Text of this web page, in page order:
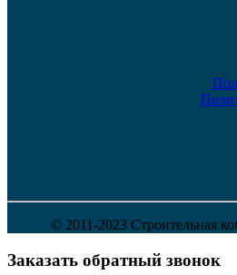
© 2011-2023 Строительная
Заказать обратный звонок